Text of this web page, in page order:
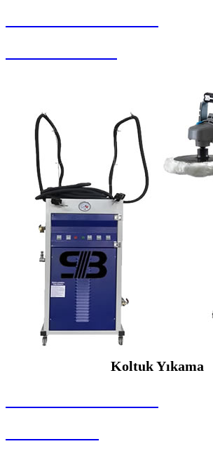
Koltuk Yıkama